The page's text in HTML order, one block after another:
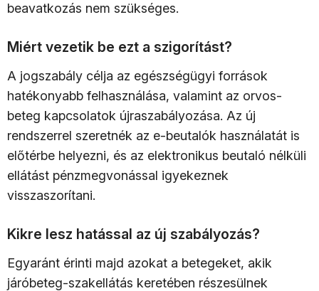
beavatkozás nem szükséges.
Miért vezetik be ezt a szigorítást?
A jogszabály célja az egészségügyi források
hatékonyabb felhasználása, valamint az orvos-
beteg kapcsolatok újraszabályozása. Az új
rendszerrel szeretnék az e-beutalók használatát is
előtérbe helyezni, és az elektronikus beutaló nélküli
ellátást pénzmegvonással igyekeznek
visszaszorítani.
Kikre lesz hatással az új szabályozás?
Egyaránt érinti majd azokat a betegeket, akik
járóbeteg-szakellátás keretében részesülnek